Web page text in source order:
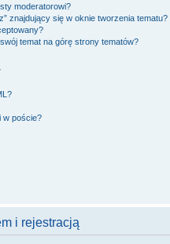
moderatorowi?
znajdujący się w oknie tworzenia tematu?
temat na górę strony tematów?
w poście?
i rejestracją